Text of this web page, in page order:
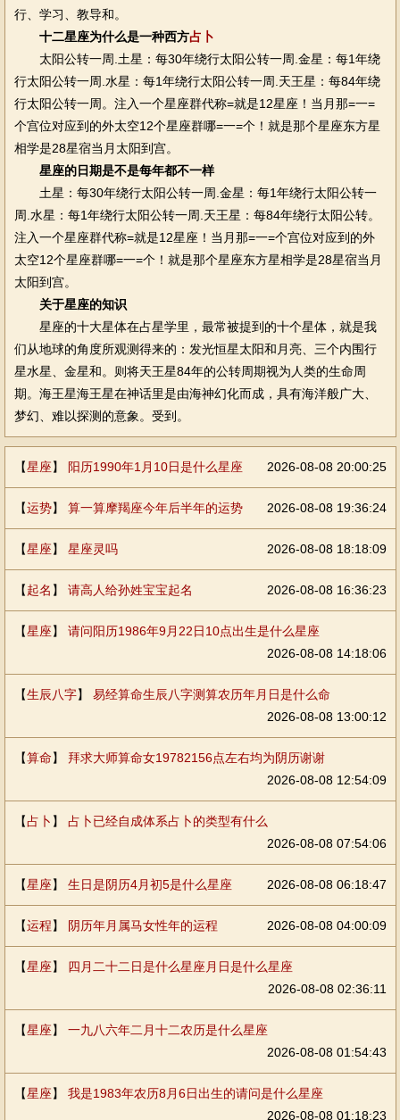
行、学习、教导和。
十二星座为什么是一种西方占卜
太阳公转一周.土星：每30年绕行太阳公转一周.金星：每1年绕
行太阳公转一周.水星：每1年绕行太阳公转一周.天王星：每84年绕
行太阳公转一周。注入一个星座群代称=就是12星座！当月那=一=
个宫位对应到的外太空12个星座群哪=一=个！就是那个星座东方星
相学是28星宿当月太阳到宫。
星座的日期是不是每年都不一样
土星：每30年绕行太阳公转一周.金星：每1年绕行太阳公转一
周.水星：每1年绕行太阳公转一周.天王星：每84年绕行太阳公转。
注入一个星座群代称=就是12星座！当月那=一=个宫位对应到的外
太空12个星座群哪=一=个！就是那个星座东方星相学是28星宿当月
太阳到宫。
关于星座的知识
星座的十大星体在占星学里，最常被提到的十个星体，就是我
们从地球的角度所观测得来的：发光恒星太阳和月亮、三个内围行
星水星、金星和。则将天王星84年的公转周期视为人类的生命周
期。海王星海王星在神话里是由海神幻化而成，具有海洋般广大、
梦幻、难以探测的意象。受到。
【星座】 阳历1990年1月10日是什么星座 2026-08-08 20:00:25
【运势】 算一算摩羯座今年后半年的运势 2026-08-08 19:36:24
【星座】 星座灵吗 2026-08-08 18:18:09
【起名 】 请高人给孙姓宝宝起名 2026-08-08 16:36:23
【星座】 请问阳历1986年9月22日10点出生是什么星座
2026-08-08 14:18:06
【生辰八字】 易经算命生辰八字测算农历年月日是什么命
2026-08-08 13:00:12
【算命】 拜求大师算命女19782156点左右均为阴历谢谢
2026-08-08 12:54:09
【占卜 】 占卜已经自成体系占卜的类型有什么
2026-08-08 07:54:06
【星座】 生日是阴历4月初5是什么星座 2026-08-08 06:18:47
【运程】 阴历年月属马女性年的运程 2026-08-08 04:00:09
【星座】 四月二十二日是什么星座月日是什么星座
2026-08-08 02:36:11
【星座】 一九八六年二月十二农历是什么星座
2026-08-08 01:54:43
【星座】 我是1983年农历8月6日出生的请问是什么星座
2026-08-08 01:18:23